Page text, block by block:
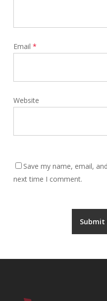
Email *
Website
Save my name, email,
next time I comment.